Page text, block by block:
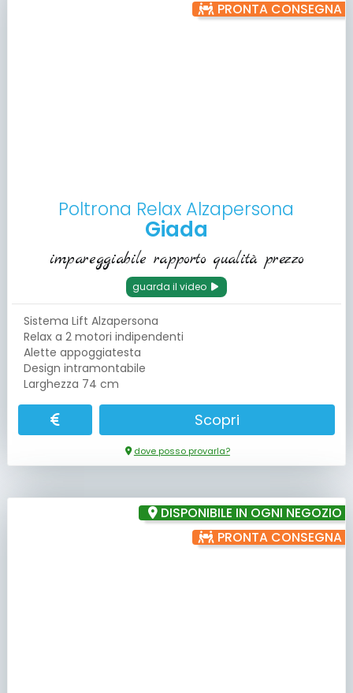
PRONTA CONSEGNA
Poltrona Relax Alzapersona
Giada
impareggiabile rapporto qualità prezzo
guarda il video
Sistema Lift Alzapersona
Relax a 2 motori indipendenti
Alette appoggiatesta
Design intramontabile
Larghezza 74 cm
Scopri
dove posso provarla?
DISPONIBILE IN OGNI NEGOZIO
PRONTA CONSEGNA